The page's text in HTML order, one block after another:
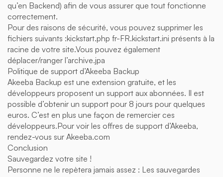
qu’en Backend) afin de vous assurer que tout fonctionne
correctement.
Pour des raisons de sécurité, vous pouvez supprimer les
fichiers suivants :kickstart.php fr-FR.kickstart.ini présents à la
racine de votre site.Vous pouvez également
déplacer/ranger l’archive.jpa
Politique de support d’Akeeba Backup
Akeeba Backup est une extension gratuite, et les
développeurs proposent un support aux abonnées. Il est
possible d’obtenir un support pour 8 jours pour quelques
euros. C’est en plus une façon de remercier ces
développeurs.Pour voir les offres de support d’Akeeba,
rendez-vous sur Akeeba.com
Conclusion
Sauvegardez votre site !
Personne ne le repètera jamais assez : Les sauvegardes